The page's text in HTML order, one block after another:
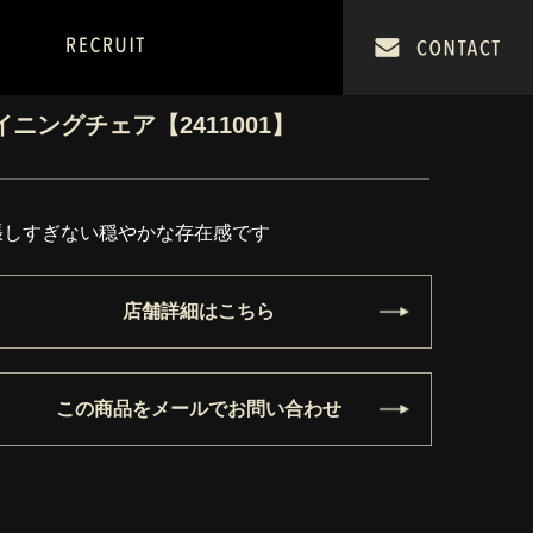
ニングチェア【2411001】
すぎない穏やかな存在感です
店舗詳細はこちら
この商品をメールでお問い合わせ